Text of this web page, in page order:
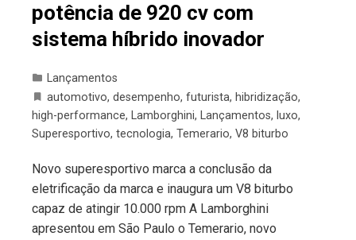
potência de 920 cv com
sistema híbrido inovador
Lançamentos
automotivo, desempenho, futurista, hibridização,
high-performance, Lamborghini, Lançamentos, luxo,
Superesportivo, tecnologia, Temerario, V8 biturbo
Novo superesportivo marca a conclusão da
eletrificação da marca e inaugura um V8 biturbo
capaz de atingir 10.000 rpm A Lamborghini
apresentou em São Paulo o Temerario, novo